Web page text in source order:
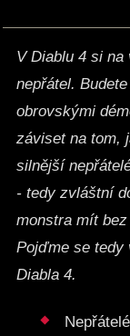
V Diablu 4 si
nepřátel.
obrovskými
záviset na tom,
silnější
- tedy zvláštní
monstra mít
Pojďme se tedy
Diabla 4.